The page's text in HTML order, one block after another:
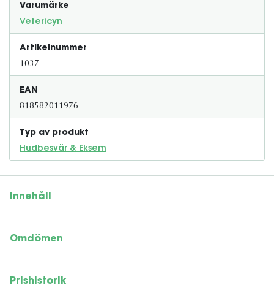
Varumärke
Vetericyn
Artikelnummer
1037
EAN
818582011976
Typ av produkt
Hudbesvär & Eksem
Innehåll
Omdömen
Prishistorik